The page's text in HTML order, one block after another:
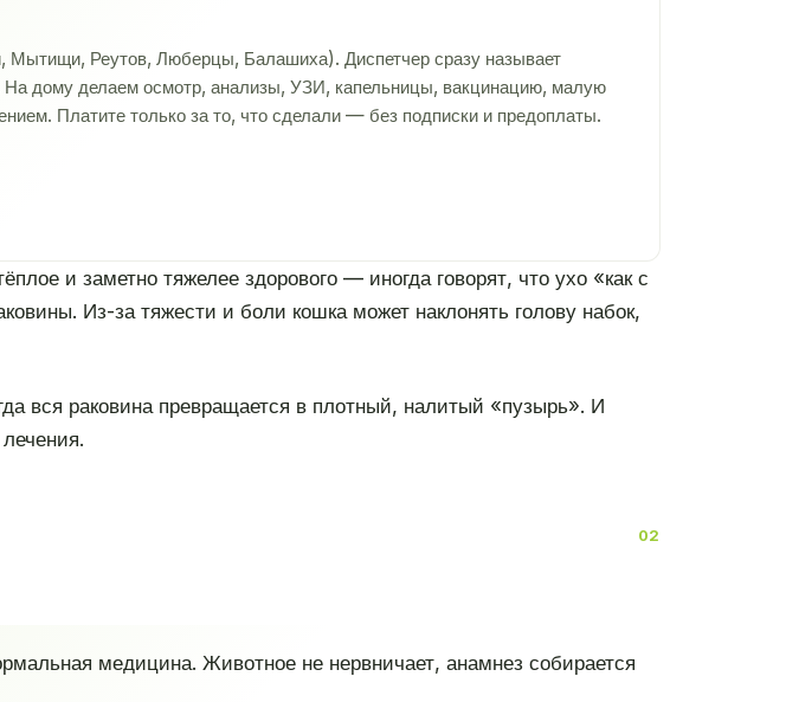
Мытищи, Реутов, Люберцы, Балашиха). Диспетчер сразу называет
На дому делаем осмотр, анализы, УЗИ, капельницы, вакцинацию, малую
Платите только за то, что сделали — без подписки и предоплаты.
и заметно тяжелее здорового — иногда говорят, что ухо «как с
Из-за тяжести и боли кошка может наклонять голову набок,
вся раковина превращается в плотный, налитый «пузырь». И
медицина. Животное не нервничает, анамнез собирается